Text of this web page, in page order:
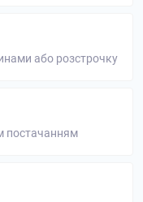
або розстрочку
постачанням